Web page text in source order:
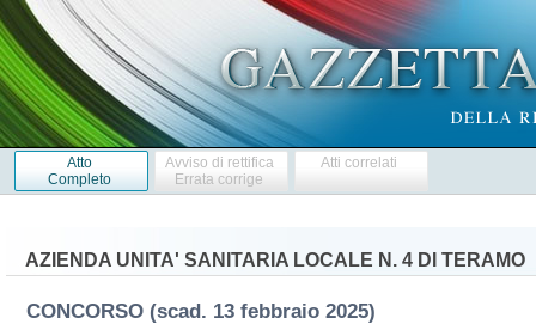
Atto
Completo
Avviso di rettifica
Errata corrige
Atti correlati
AZIENDA UNITA' SANITARIA LOCALE N. 4 DI TERAMO
CONCORSO (scad. 13 febbraio 2025)